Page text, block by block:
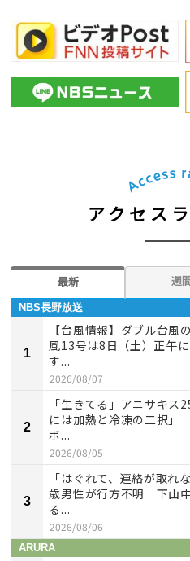
アクセス
最新 週
NBS長野放送
1
【台風情報】ダブル台
風13号は8日（土）正午
す...
2026/08/07
2
「生きてる」アニサキス
には加熱と冷凍の二択」
ボ...
2026/08/05
3
「はぐれて、連絡が取れ
歳男性が行方不明 下山
る...
2026/08/06
ARURA